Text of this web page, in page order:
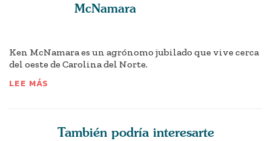
McNamara
Ken McNamara es un agrónomo jubilado que vive cerca
del oeste de Carolina del Norte.
LEE MÁS
También podría interesarte